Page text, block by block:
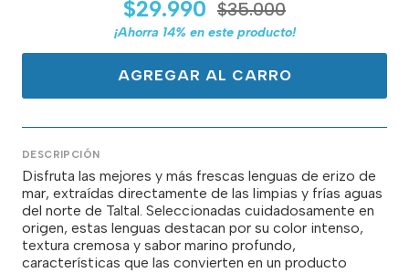
$29.990 $35.000
¡Ahorra 14% en este producto!
AGREGAR AL CARRO
DESCRIPCIÓN
Disfruta las mejores y más frescas lenguas de erizo de
mar, extraídas directamente de las limpias y frías aguas
del norte de Taltal. Seleccionadas cuidadosamente en
origen, estas lenguas destacan por su color intenso,
textura cremosa y sabor marino profundo,
características que las convierten en un producto